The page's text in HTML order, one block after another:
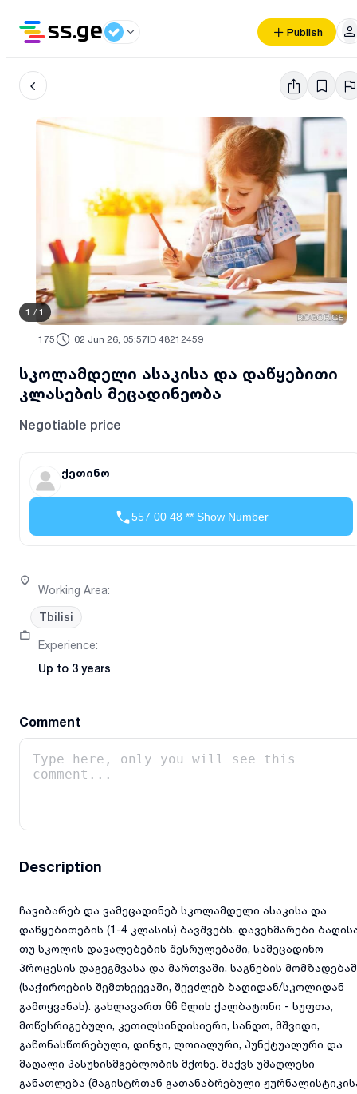
Publish
1 / 1
175 02 Jun 26, 05:57ID 48212459
სკოლამდელი ასაკისა და დაწყებითი
კლასების მეცადინეობა
Negotiable price
ქეთინო
557 00 48 ** Show Number
Working Area:
Tbilisi
Experience:
Up to 3 years
Comment
Description
ჩავიბარებ და ვამეცადინებ სკოლამდელი ასაკისა და
დაწყებითების (1-4 კლასის) ბავშვებს. დავეხმარები
თუ სკოლის დავალებების შესრულებაში, სამეცადინო
პროცესის დაგეგმვასა და მართვაში, საგნების
(საჭიროების შემთხვევაში, შევძლებ ბაღიდან/სკოლიდან
გამოყვანას). გახლავართ 66 წლის ქალბატონი - სუფთა,
მოწესრიგებული, კეთილსინდისიერი, სანდო, მშვიდი,
გაწონასწორებული, დინჯი, ლოიალური, პუნქტუალური და
მაღალი პასუხისმგებლობის მქონე. მაქვს უმაღლესი
განათლება (მაგისტრთან გათანაბრებული